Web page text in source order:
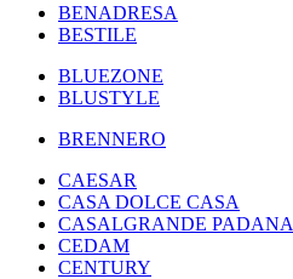
BENADRESA
BESTILE
BLUEZONE
BLUSTYLE
BRENNERO
CAESAR
CASA DOLCE CASA
CASALGRANDE PADANA
CEDAM
CENTURY